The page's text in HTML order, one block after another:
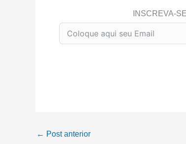
INSCREVA-
← Post anterior